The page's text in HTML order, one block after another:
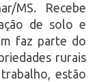
MS. Recebe
de solo e
faz parte do
rurais
estão